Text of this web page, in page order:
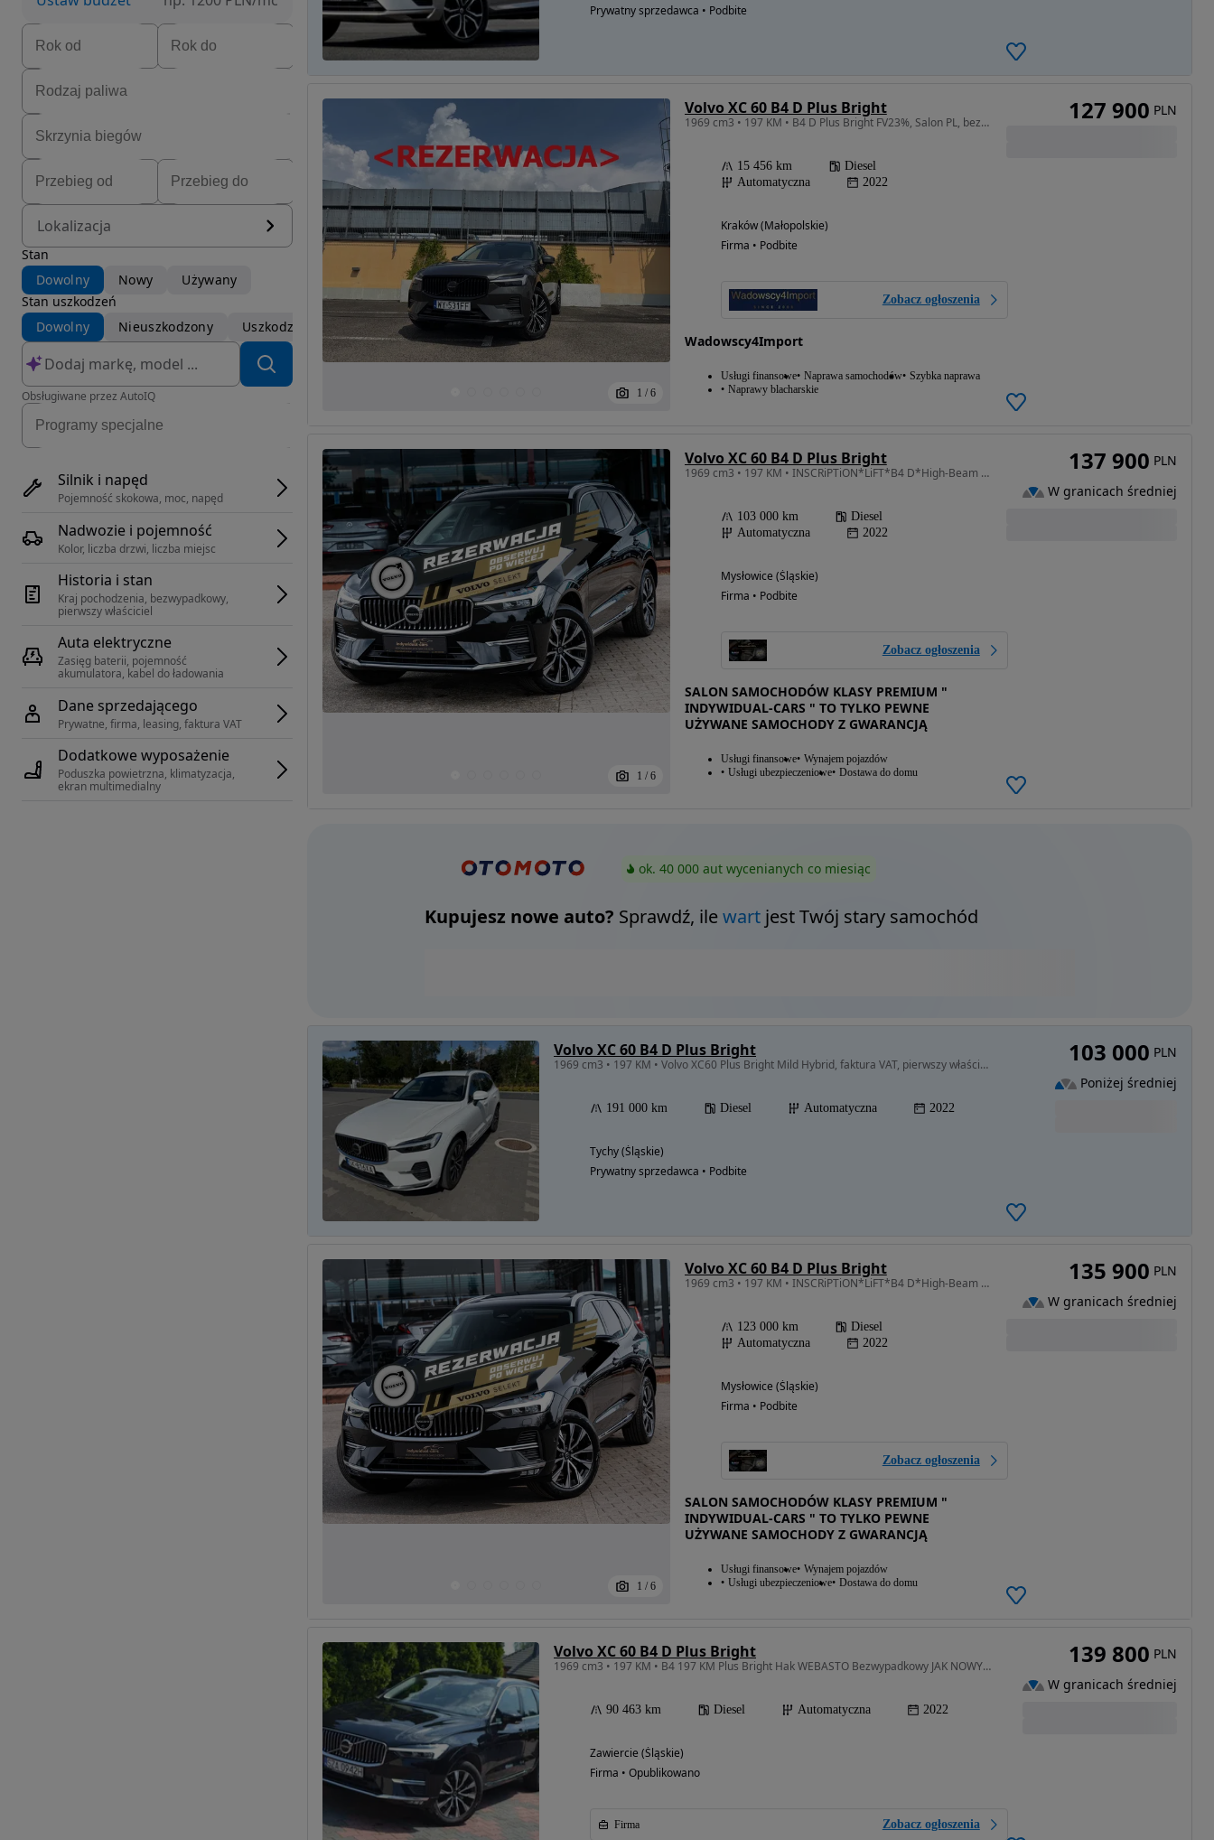
Lokalizacja
Stan
Dowolny
Nowy
Używany
Stan uszkodzeń
Dowolny
Nieuszkodzony Uszkodzony
Obsługiwane przez AutoIQ
Silnik i napęd
Pojemność skokowa, moc, napęd
Nadwozie i pojemność
Kolor, liczba drzwi, liczba miejsc
Historia i stan
Kraj pochodzenia, bezwypadkowy,
pierwszy właściciel
Auta elektryczne
Zasięg baterii, pojemność
akumulatora, kabel do ładowania
Dane sprzedającego
Prywatne, firma, leasing, faktura VAT
Dodatkowe wyposażenie
Poduszka powietrzna, klimatyzacja,
ekran multimedialny
Prywatny sprzedawca • Podbite
1 / 6
Volvo XC 60 B4 D Plus Bright
1969 cm3 • 197 KM • B4 D Plus Bright FV23%, Salon PL, bezwypadkowy, ASO, 1 właściciel!
15 456 km
Diesel
Automatyczna
2022
Kraków (Małopolskie)
Firma • Podbite
Zobacz ogłoszenia
Wadowscy4Import
Usługi finansowe Naprawa samochodów Szybka naprawa
Naprawy blacharskie
127 900 PLN
1 / 6
Volvo XC 60 B4 D Plus Bright
1969 cm3 • 197 KM • INSCRiPTiON*LiFT*B4 D*High-Beam LED*RADAR ACC*Lane Ass+Kamera*EL.HaK
103 000 km
Diesel
Automatyczna
2022
Mysłowice (Śląskie)
Firma • Podbite
Zobacz ogłoszenia
SALON SAMOCHODÓW KLASY PREMIUM "
INDYWIDUAL-CARS " TO TYLKO PEWNE
UŻYWANE SAMOCHODY Z GWARANCJĄ
Usługi finansowe Wynajem pojazdów
Usługi ubezpieczeniowe Dostawa do domu
137 900 PLN
W granicach średniej
ok. 40 000 aut wycenianych co miesiąc
Kupujesz nowe auto? Sprawdź, ilewartjest Twój stary samochód
Volvo XC 60 B4 D Plus Bright
1969 cm3 • 197 KM • Volvo XC60 Plus Bright Mild Hybrid, faktura VAT, pierwszy właściciel
191 000 km Diesel Automatyczna 2022
Tychy (Śląskie)
Prywatny sprzedawca • Podbite
103 000 PLN
Poniżej średniej
1 / 6
Volvo XC 60 B4 D Plus Bright
1969 cm3 • 197 KM • INSCRiPTiON*LiFT*B4 D*High-Beam LED*RADAR ACC*Lane Ass+Kamera 360*BLiS
123 000 km
Diesel
Automatyczna
2022
Mysłowice (Śląskie)
Firma • Podbite
Zobacz ogłoszenia
SALON SAMOCHODÓW KLASY PREMIUM "
INDYWIDUAL-CARS " TO TYLKO PEWNE
UŻYWANE SAMOCHODY Z GWARANCJĄ
Usługi finansowe Wynajem pojazdów
Usługi ubezpieczeniowe Dostawa do domu
135 900 PLN
W granicach średniej
Volvo XC 60 B4 D Plus Bright
1969 cm3 • 197 KM • B4 197 KM Plus Bright Hak WEBASTO Bezwypadkowy JAK NOWY Serwis ASO
90 463 km Diesel Automatyczna 2022
Zawiercie (Śląskie)
Firma • Opublikowano
Firma Zobacz ogłoszenia
139 800 PLN
W granicach średniej